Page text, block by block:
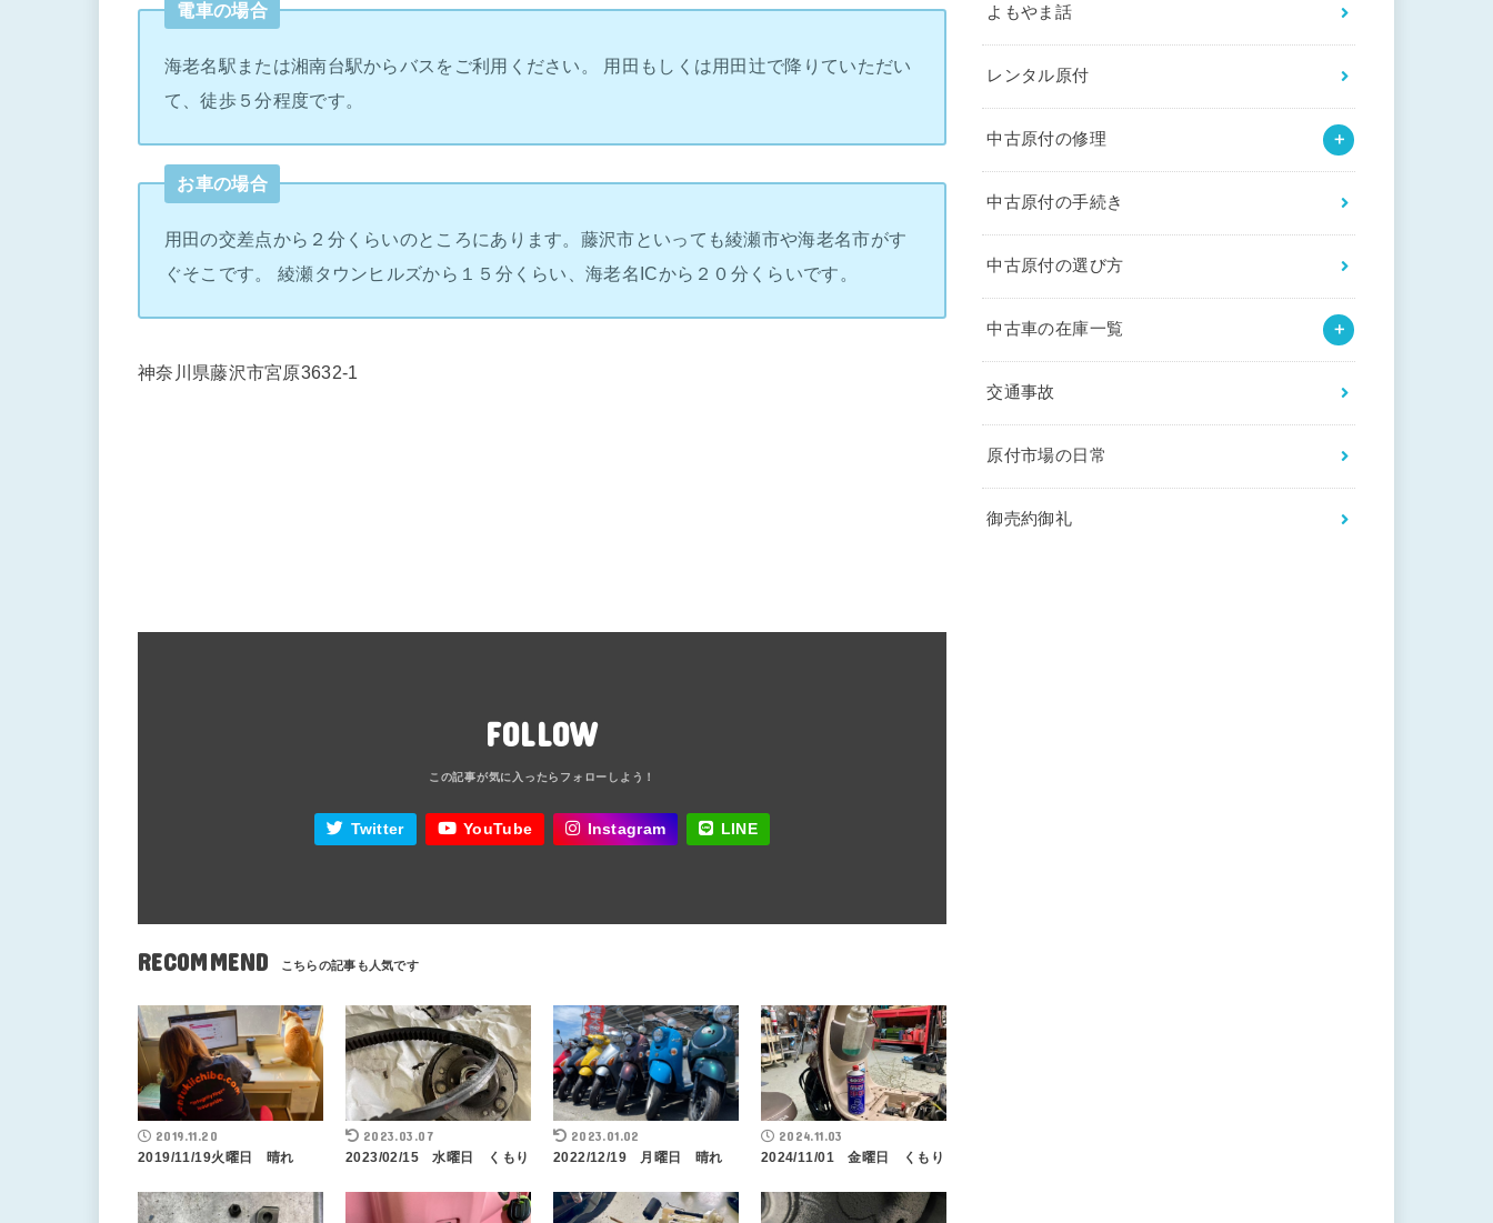
電車の場合
海老名駅または湘南台駅からバスをご利用ください。 用田もしくは用田辻で降りていただい
て、徒歩５分程度です。
お車の場合
用田の交差点から２分くらいのところにあります。藤沢市といっても綾瀬市や海老名市がす
ぐそこです。 綾瀬タウンヒルズから１５分くらい、海老名ICから２０分くらいです。
神奈川県藤沢市宮原3632-1
FOLLOW
Twitter YouTube Instagram LINE
RECOMMEND
2019.11.20
2019/11/19火曜日 晴れ
2023.03.07
2023/02/15 水曜日 くもり
2023.01.02
2022/12/19 月曜日 晴れ
2024.11.03
2024/11/01 金曜日 くもり
よもやま話
レンタル原付
中古原付の修理
中古原付の手続き
中古原付の選び方
中古車の在庫一覧
交通事故
原付市場の日常
御売約御礼